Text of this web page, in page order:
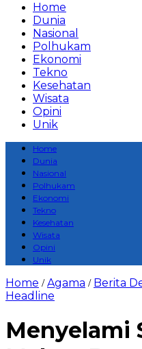
Home
Dunia
Nasional
Polhukam
Ekonomi
Tekno
Kesehatan
Wisata
Opini
Unik
Home
Dunia
Nasional
Polhukam
Ekonomi
Tekno
Kesehatan
Wisata
Opini
Unik
Home /Agama / Berita
Headline
Menyelami